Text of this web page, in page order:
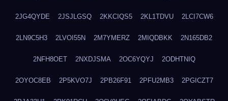
2JG4QYDE 2JSJLGSQ 2KKCIQS5 2KL1TDVU 2LCI7CW6
2LN9C5H3 2LVOI55N 2M7YMERZ 2MIQDBKK 2N165DB2
2NFH8OET 2NXDJSMA 2OC6YQYJ 2ODHTNIQ
2OYOC8EB 2P5KVO7J 2PB26F91 2PFU2MB3 2PGICZT7